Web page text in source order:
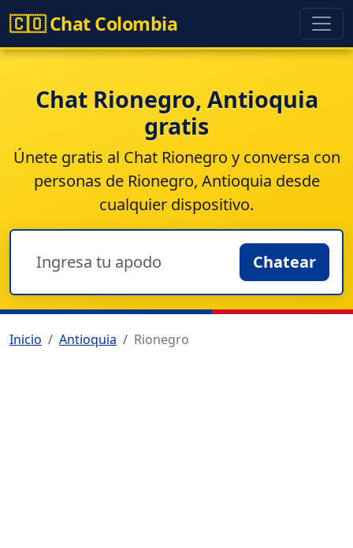
🇨🇴 Chat Colombia
Chat Rionegro, Antioquia
gratis
Únete gratis al Chat Rionegro y conversa con
personas de Rionegro, Antioquia desde
cualquier dispositivo.
Chatear
Inicio Antioquia Rionegro